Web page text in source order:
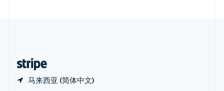
马来西亚 (简体中文)